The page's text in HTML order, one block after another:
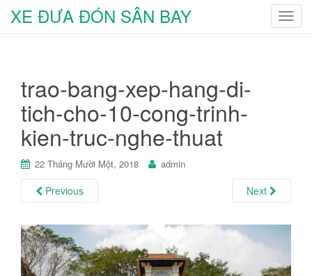
T
i
XE ĐƯA ĐÓN SÂN BAY
trao-bang-xep-hang-di-
tich-cho-10-cong-trinh-
kien-truc-nghe-thuat
22 Tháng Mười Một, 2018 admin
Previous Next